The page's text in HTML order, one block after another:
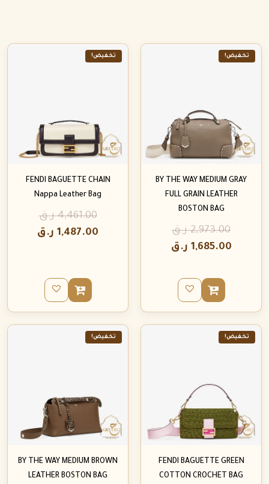
تخفيض!
BY THE WAY MEDIUM GRAY
FULL GRAIN LEATHER
BOSTON BAG
2,973.00 ر.ق
1,685.00 ر.ق
تخفيض!
FENDI BAGUETTE CHAIN
Nappa Leather Bag
4,461.00 ر.ق
1,487.00 ر.ق
تخفيض!
FENDI BAGUETTE GREEN
COTTON CROCHET BAG
تخفيض!
BY THE WAY MEDIUM BROWN
LEATHER BOSTON BAG